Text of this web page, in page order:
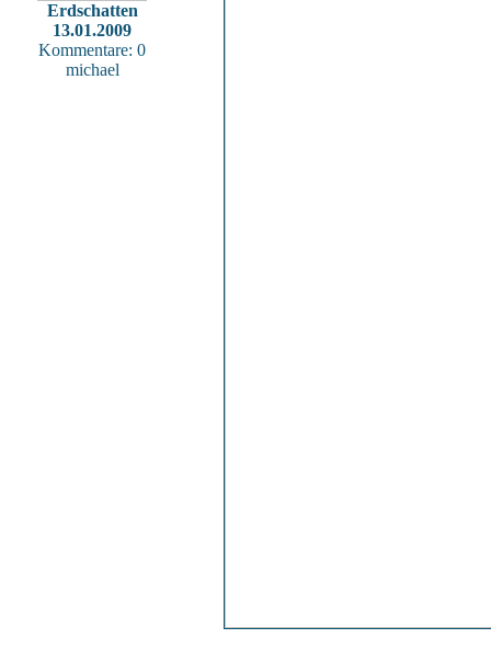
Erdschatten
13.01.2009
Kommentare: 0
michael